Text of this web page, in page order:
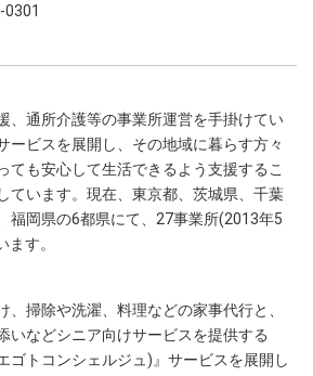
、通所介護等の事業所運営を手掛けてい
ービスを展開し、その地域に暮らす方々
ても安心して生活できるよう支援するこ
ています。現在、東京都、茨城県、千葉
福岡県の6都県にて、27事業所(2013年5
ます。
、掃除や洗濯、料理などの家事代行と、
いなどシニア向けサービスを提供する
ゴトコンシェルジュ)』サービスを展開し